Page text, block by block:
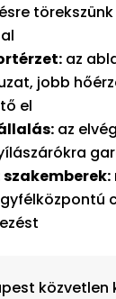
az
jobb
el
az
közvetlen